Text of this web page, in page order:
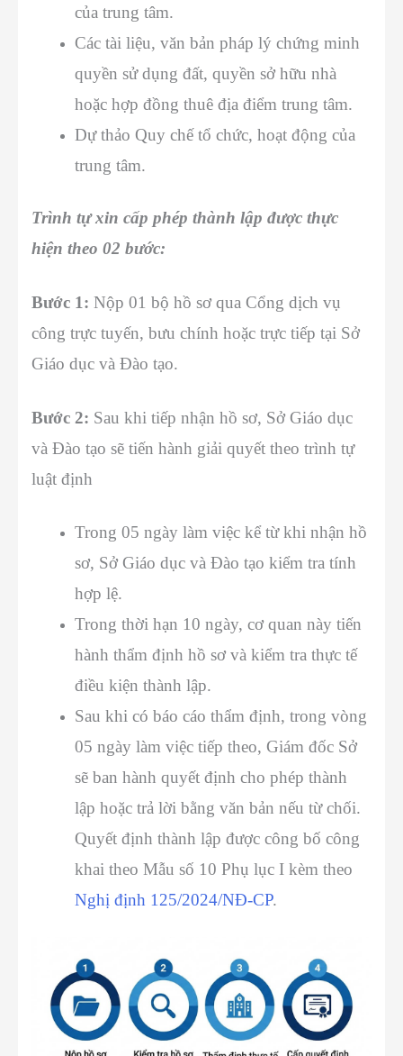
của trung tâm.
Các tài liệu, văn bản pháp lý chứng minh
quyền sử dụng đất, quyền sở hữu nhà
hoặc hợp đồng thuê địa điểm trung tâm.
Dự thảo Quy chế tổ chức, hoạt động của
trung tâm.
Trình tự xin cấp phép thành lập được thực
hiện theo 02 bước:
Bước 1: Nộp 01 bộ hồ sơ qua Cổng dịch vụ
công trực tuyến, bưu chính hoặc trực tiếp tại Sở
Giáo dục và Đào tạo.
Bước 2: Sau khi tiếp nhận hồ sơ, Sở Giáo dục
và Đào tạo sẽ tiến hành giải quyết theo trình tự
luật định
Trong 05 ngày làm việc kể từ khi nhận hồ
sơ, Sở Giáo dục và Đào tạo kiểm tra tính
hợp lệ.
Trong thời hạn 10 ngày, cơ quan này tiến
hành thẩm định hồ sơ và kiểm tra thực tế
điều kiện thành lập.
Sau khi có báo cáo thẩm định, trong vòng
05 ngày làm việc tiếp theo, Giám đốc Sở
sẽ ban hành quyết định cho phép thành
lập hoặc trả lời bằng văn bản nếu từ chối.
Quyết định thành lập được công bố công
khai theo Mẫu số 10 Phụ lục I kèm theo
Nghị định 125/2024/NĐ-CP.